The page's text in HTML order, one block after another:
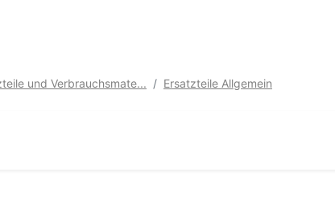
und Verbrauchsmate... Ersatzteile Allgemein